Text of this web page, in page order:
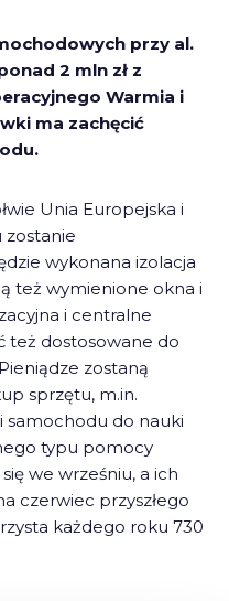
przy al.
2 mln zł z
Warmia i
ma zachęcić
Unia Europejska i
zostanie
wykonana izolacja
też wymienione okna i
i centralne
też dostosowane do
zostaną
sprzętu, m.in.
samochodu do nauki
typu pomocy
we wrześniu, a ich
czerwiec przyszłego
każdego roku 730